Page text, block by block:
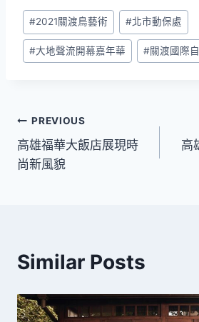
Post
Tags:
#2021關渡鳥藝術 #北市動保處
#大地聲流開幕嘉年華 #關渡國際
文
章
PREVIOUS
高雄福華大飯店展現時
尚新風貌
高
Similar Posts